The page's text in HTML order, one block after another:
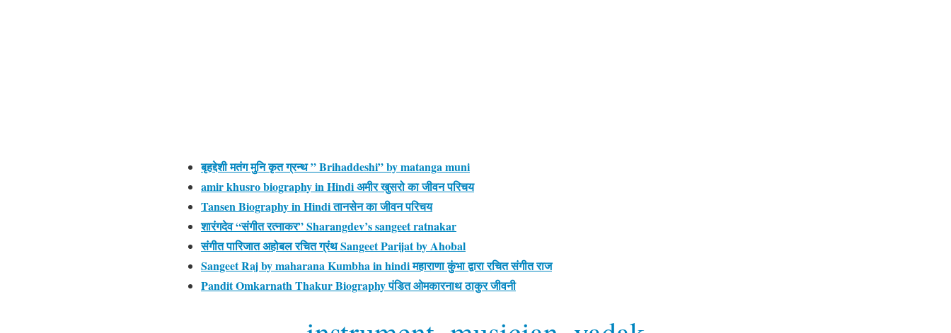
बृहद्देशी मतंग मुनि कृत ग्रन्थ ” Brihaddeshi” by matanga muni
amir khusro biography in Hindi अमीर खुसरो का जीवन परिचय
Tansen Biography in Hindi तानसेन का जीवन परिचय
शारंगदेव “संगीत रत्नाकर” Sharangdev’s sangeet ratnakar
संगीत पारिजात अहोबल रचित ग्रंथ Sangeet Parijat by Ahobal
Sangeet Raj by maharana Kumbha in hindi महाराणा कुंभा द्वारा रचित संगीत राज
Pandit Omkarnath Thakur Biography पंडित ओमकारनाथ ठाकुर जीवनी